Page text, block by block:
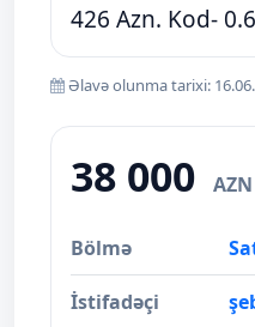
426 Azn. Kod-
Əlavə olunma tarixi:
38 000 AZN
Bölmə
İstifadəçi